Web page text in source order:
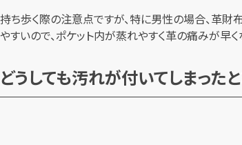
持ち歩く際の注意点ですが、特に男性の場合、革財
やすいので、ポケット内が蒸れやすく革の痛みが早
どうしても汚れが付いてしまった